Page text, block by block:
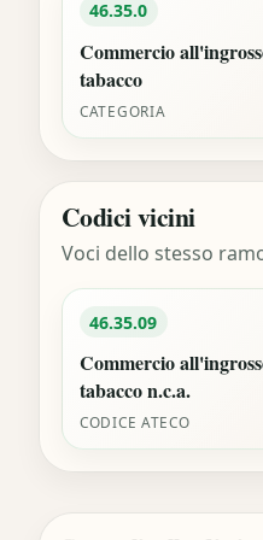
46.35.0
Commercio
tabacco
CATEGORIA
Codici vicini
Voci dello stesso
46.35.09
Commercio
tabacco n.c.a.
CODICE ATECO